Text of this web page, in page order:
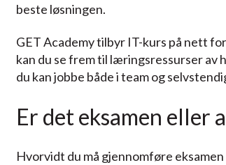
beste løsningen.
GET Academy tilbyr IT-kurs på nett
kan du se frem til læringsressurser av
du kan jobbe både i team og
Er det eksamen eller
Hvorvidt du må gjennomføre